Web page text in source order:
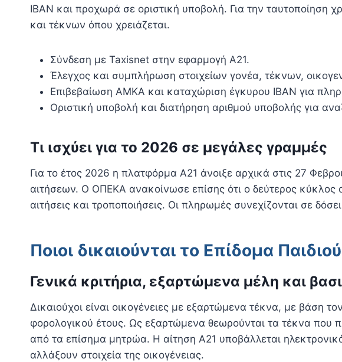
IBAN και προχωρά σε οριστική υποβολή. Για την ταυτοποίηση
και τέκνων όπου χρειάζεται.
Σύνδεση με Taxisnet στην εφαρμογή Α21.
Έλεγχος και συμπλήρωση στοιχείων γονέα, τέκνων,
Επιβεβαίωση ΑΜΚΑ και καταχώριση έγκυρου IBAN για
Οριστική υποβολή και διατήρηση αριθμού υποβολής για
Τι ισχύει για το 2026 σε μεγάλες γραμμές
Για το έτος 2026 η πλατφόρμα Α21 άνοιξε αρχικά στις 27
αιτήσεων. Ο ΟΠΕΚΑ ανακοίνωσε επίσης ότι ο δεύτερος κύκλος
αιτήσεις και τροποποιήσεις. Οι πληρωμές συνεχίζονται σε
Ποιοι δικαιούνται το Επίδομα
Γενικά κριτήρια, εξαρτώμενα μέλη και
Δικαιούχοι είναι οικογένειες με εξαρτώμενα τέκνα, με βάση
φορολογικού έτους. Ως εξαρτώμενα θεωρούνται τα τέκνα που
από τα επίσημα μητρώα. Η αίτηση Α21 υποβάλλεται
αλλάξουν στοιχεία της οικογένειας.